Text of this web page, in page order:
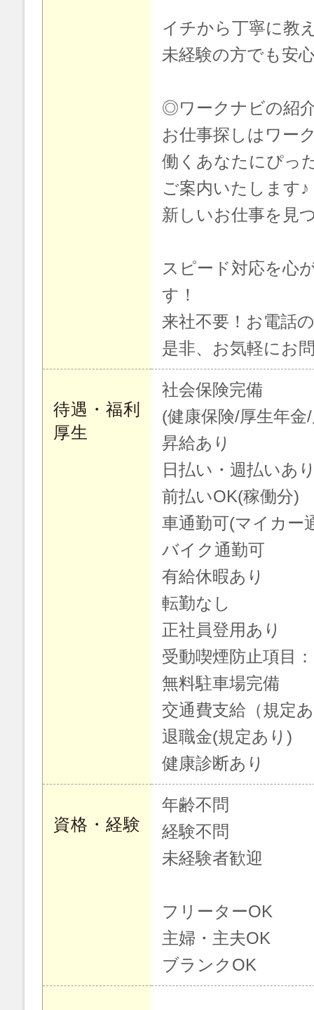
イチから丁寧に教
未経験の方でも安
◎ワークナビの紹
お仕事探しはワー
働くあなたにぴっ
ご案内いたします♪
新しいお仕事を見
スピード対応を心
す！
来社不要！お電話
是非、お気軽にお
待遇・福利
厚生
社会保険完備
(健康保険/厚生年
昇給あり
日払い・週払いあ
前払いOK(稼働分)
車通勤可(マイカー
バイク通勤可
有給休暇あり
転勤なし
正社員登用あり
受動喫煙防止項目
無料駐車場完備
交通費支給（規定
退職金(規定あり)
健康診断あり
資格・経験
年齢不問
経験不問
未経験者歓迎
フリーターOK
主婦・主夫OK
ブランクOK